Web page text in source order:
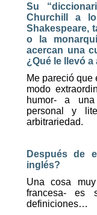
Su
Churchill a
Shakespeare,
o la
acercan una
¿Qué le llevó
Me pareció que
modo
humor- a
personal y
arbitrariedad.
Después de
inglés?
Una cosa
francesa- es
definiciones…